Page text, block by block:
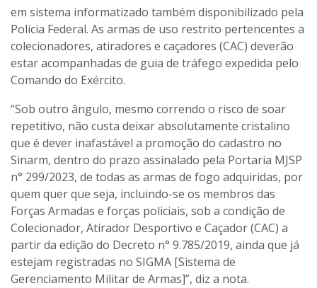
em sistema informatizado também disponibilizado pela
Polícia Federal. As armas de uso restrito pertencentes a
colecionadores, atiradores e caçadores (CAC) deverão
estar acompanhadas de guia de tráfego expedida pelo
Comando do Exército.
“Sob outro ângulo, mesmo correndo o risco de soar
repetitivo, não custa deixar absolutamente cristalino
que é dever inafastável a promoção do cadastro no
Sinarm, dentro do prazo assinalado pela Portaria MJSP
n° 299/2023, de todas as armas de fogo adquiridas, por
quem quer que seja, incluindo-se os membros das
Forças Armadas e forças policiais, sob a condição de
Colecionador, Atirador Desportivo e Caçador (CAC) a
partir da edição do Decreto n° 9.785/2019, ainda que já
estejam registradas no SIGMA [Sistema de
Gerenciamento Militar de Armas]”, diz a nota.